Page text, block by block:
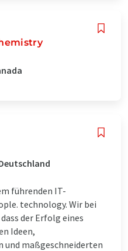
führenden IT-
technology. Wir bei
der Erfolg eines
Ideen,
und maßgeschneiderten